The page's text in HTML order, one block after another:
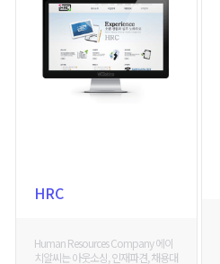
HRC
Human Resources Company 에이
치알씨는 아웃소싱, 인재파견, 채용대